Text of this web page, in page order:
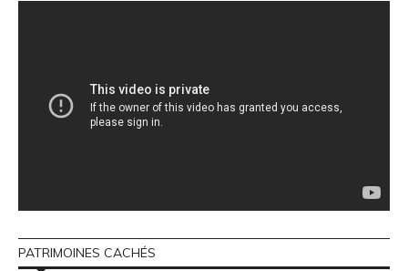
PATRIMOINES CACHÉS